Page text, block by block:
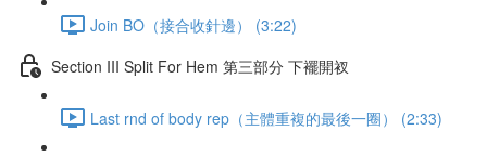
Join BO（接合收針邊） (3:22)
Section III Split For Hem 第三部分 下襬開衩
Last rnd of body rep（主體重複的最後一圈） (2:33)